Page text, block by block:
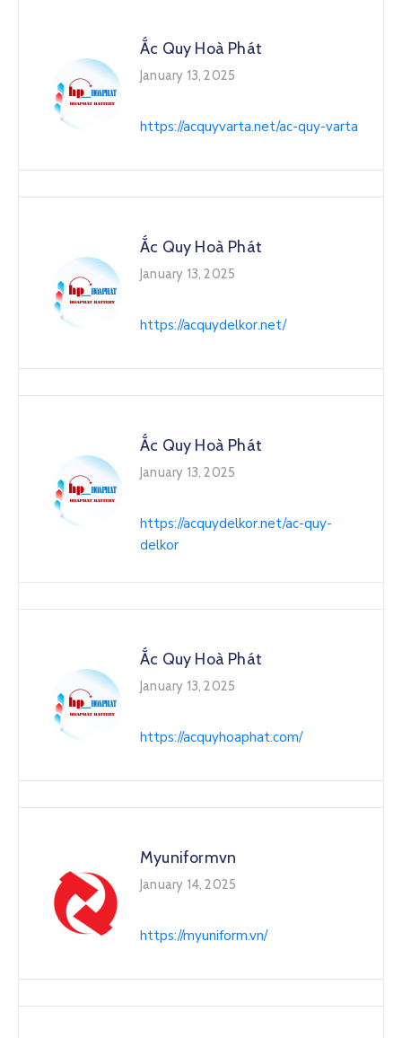
Ắc Quy Hoà Phát
January 13, 2025
https://acquyvarta.net/ac-quy-varta
Ắc Quy Hoà Phát
January 13, 2025
https://acquydelkor.net/
Ắc Quy Hoà Phát
January 13, 2025
https://acquydelkor.net/ac-quy-
delkor
Ắc Quy Hoà Phát
January 13, 2025
https://acquyhoaphat.com/
Myuniformvn
January 14, 2025
https://myuniform.vn/